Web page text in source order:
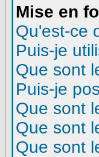
Mise en
Qu'est-ce
Puis-je
Que sont
Puis-je
Que sont
Que sont
Que sont